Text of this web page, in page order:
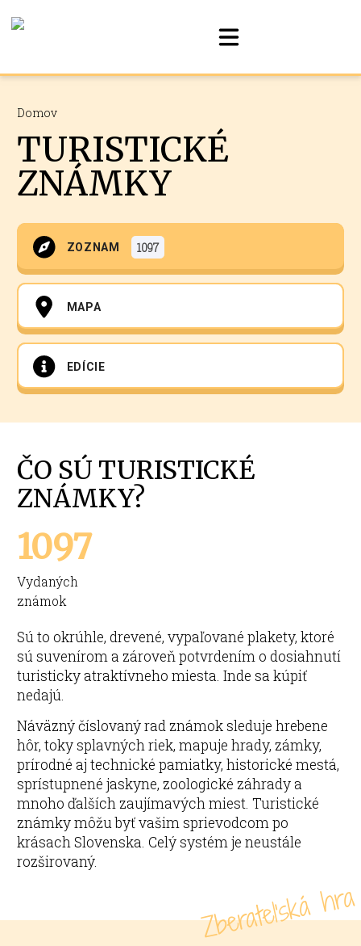
Domov
TURISTICKÉ
ZNÁMKY
ZOZNAM 1097
MAPA
EDÍCIE
ČO SÚ TURISTICKÉ
ZNÁMKY?
1097
Vydaných
známok
Sú to okrúhle, drevené, vypaľované plakety, ktoré
sú suvenírom a zároveň potvrdením o dosiahnutí
turisticky atraktívneho miesta. Inde sa kúpiť
nedajú.
Náväzný číslovaný rad známok sleduje hrebene
hôr, toky splavných riek, mapuje hrady, zámky,
prírodné aj technické pamiatky, historické mestá,
sprístupnené jaskyne, zoologické záhrady a
mnoho ďalších zaujímavých miest. Turistické
známky môžu byť vašim sprievodcom po
krásach Slovenska. Celý systém je neustále
rozširovaný.
Zberateľská hra